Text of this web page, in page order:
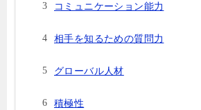
コミュニケーション能力
相手を知るための質問力
グローバル人材
積極性